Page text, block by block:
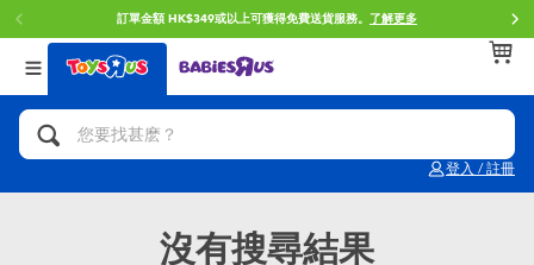
訂單金額 HK$349或以上可獲得免費送貨服務。 了解更多
登入 / 註冊
返回
分類目錄
人氣英雄,角色扮演,射擊玩具
返回
品牌
Brunch Brother 早午餐兄弟
返回
年齢
0~2歳
沒有搜尋結果